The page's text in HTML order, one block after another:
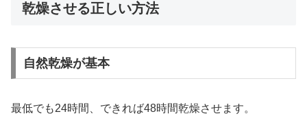
乾燥させる正しい方法
自然乾燥が基本
最低でも24時間、できれば48時間乾燥させます。